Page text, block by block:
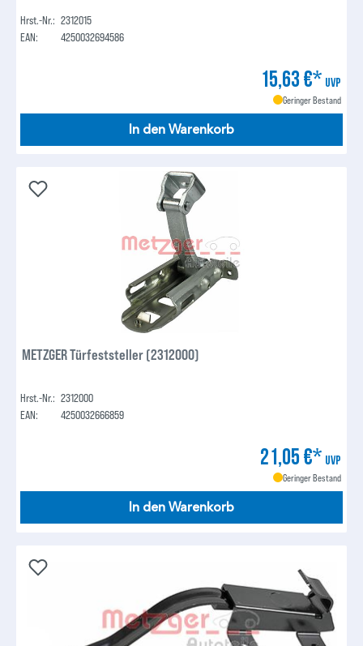
Hrst.-Nr.: 2312015
EAN:
4250032694586
15,63 €* UVP
Geringer Bestand
In den Warenkorb
METZGER Türfeststeller (2312000)
Hrst.-Nr.: 2312000
EAN:
4250032666859
21,05 €* UVP
Geringer Bestand
In den Warenkorb